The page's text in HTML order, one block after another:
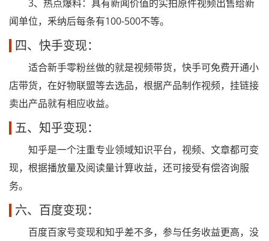
3、热点爆料：具有新闻价值的实拍原件视频出售给新
闻单位，釆纳后每条有100-500不等。
四、快手变现：
适合新手零粉丝做的就是视频带货，快手可免费开通小
店带货，在好物联盟等去选品，根据产品制作视频，挂链接
卖出产品就有相应收益。
五、知乎变现：
知乎是一个注重专业领域知识平台，视频、文章都可变
现，根据播放量及阅读量计算收益，还可接受有偿咨询服
务。
六、百度变现：
百度百家号变现和知乎差不多，参与任务收益更高，没